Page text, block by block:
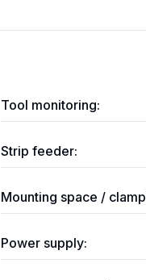
Tool monitoring:
Strip feeder:
Mounting space /
Power supply: